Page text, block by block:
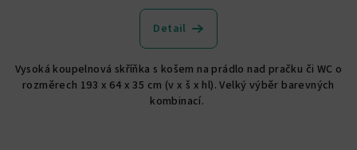
hodnocení
produktu
z
5
hvězdiček.
Detail
Vysoká koupelnová skříňka s košem na prádlo nad pračku či WC o
rozměrech 193 x 64 x 35 cm (v x š x hl). Velký výběr barevných
kombinací.